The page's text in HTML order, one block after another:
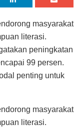
masyarakat
literasi.
peningkatan
99 persen.
penting untuk
masyarakat
literasi.